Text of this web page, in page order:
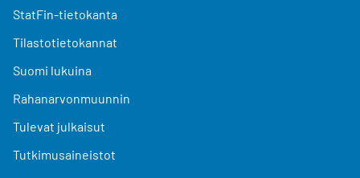
StatFin-tietokanta
Tilastotietokannat
Suomi lukuina
Rahanarvonmuunnin
Tulevat julkaisut
Tutkimusaineistot